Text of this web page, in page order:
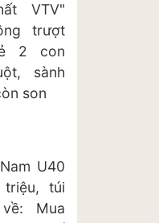
VTV"
trượt
2 con
sành
son
U40
túi
Mua